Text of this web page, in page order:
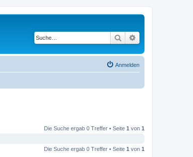
Suche
Anmelden
Die Suche ergab 0 Treffer • Seite 1 von 1
Die Suche ergab 0 Treffer • Seite 1 von 1